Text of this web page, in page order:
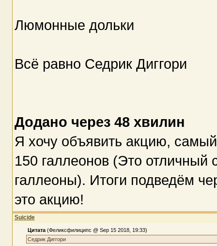
Люмонные дольки
Всё равно Седрик Диггори
Додано через 48 хвилин
Я хочу объявить акцию,
150 галлеонов (Это отличный
галлеоны). Итоги подведём
это акцию!
Suicide
Цитата (Феликсфилиципс @ Sep 15 2018, 19:33)
Седрик Диггори